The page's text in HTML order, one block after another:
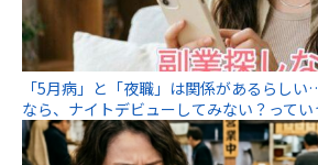
「5月病」と「夜職」は関係があるらし
なら、ナイトデビューしてみない？ってい